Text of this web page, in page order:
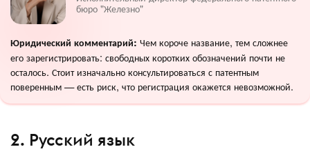
бюро "Железно"
Юридический комментарий: Чем короче название, тем сложнее
его зарегистрировать: свободных коротких обозначений почти не
осталось. Стоит изначально консультироваться с патентным
поверенным — есть риск, что регистрация окажется невозможной.
2. Русский язык